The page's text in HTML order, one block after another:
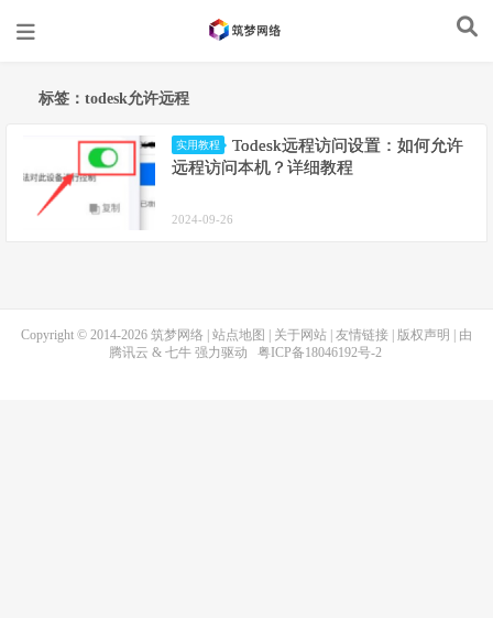
标签：todesk允许远程
实用教程
Todesk远程访问设置：如何允许
远程访问本机？详细教程
2024-09-26
Copyright © 2014-2026 筑梦网络 站点地图 关于网站 友情链接 版权声明
| 由
腾讯云 & 七牛强力驱动 粤ICP备18046192号-2